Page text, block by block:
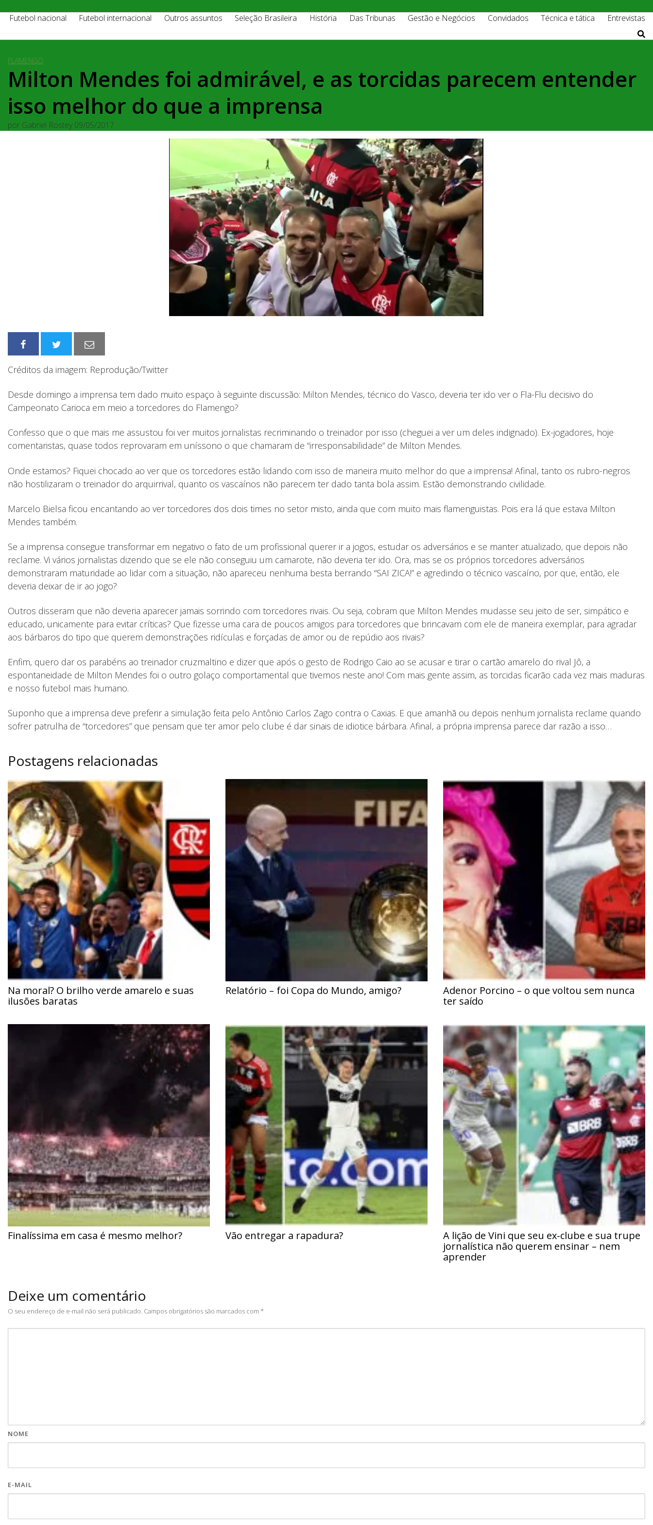
Futebol nacional Futebol internacional Outros assuntos Seleção Brasileira História Das Tribunas Gestão e Negócios Convidados Técnica e tática Entrevistas
FLAMENGO
Milton Mendes foi admirável, e as torcidas parecem entender
isso melhor do que a imprensa
por Gabriel Rostey 09/05/2017
Créditos da imagem: Reprodução/Twitter
Desde domingo a imprensa tem dado muito espaço à seguinte discussão: Milton Mendes, técnico do Vasco, deveria ter ido ver o Fla-Flu decisivo do
Campeonato Carioca em meio a torcedores do Flamengo?
Confesso que o que mais me assustou foi ver muitos jornalistas recriminando o treinador por isso (cheguei a ver um deles indignado). Ex-jogadores, hoje
comentaristas, quase todos reprovaram em uníssono o que chamaram de “irresponsabilidade” de Milton Mendes.
Onde estamos? Fiquei chocado ao ver que os torcedores estão lidando com isso de maneira muito melhor do que a imprensa! Afinal, tanto os rubro-negros
não hostilizaram o treinador do arquirrival, quanto os vascaínos não parecem ter dado tanta bola assim. Estão demonstrando civilidade.
Marcelo Bielsa ficou encantando ao ver torcedores dos dois times no setor misto, ainda que com muito mais flamenguistas. Pois era lá que estava Milton
Mendes também.
Se a imprensa consegue transformar em negativo o fato de um profissional querer ir a jogos, estudar os adversários e se manter atualizado, que depois não
reclame. Vi vários jornalistas dizendo que se ele não conseguiu um camarote, não deveria ter ido. Ora, mas se os próprios torcedores adversários
demonstraram maturidade ao lidar com a situação, não apareceu nenhuma besta berrando “SAI ZICA!” e agredindo o técnico vascaíno, por que, então, ele
deveria deixar de ir ao jogo?
Outros disseram que não deveria aparecer jamais sorrindo com torcedores rivais. Ou seja, cobram que Milton Mendes mudasse seu jeito de ser, simpático e
educado, unicamente para evitar críticas? Que fizesse uma cara de poucos amigos para torcedores que brincavam com ele de maneira exemplar, para agradar
aos bárbaros do tipo que querem demonstrações ridículas e forçadas de amor ou de repúdio aos rivais?
Enfim, quero dar os parabéns ao treinador cruzmaltino e dizer que após o gesto de Rodrigo Caio ao se acusar e tirar o cartão amarelo do rival Jô, a
espontaneidade de Milton Mendes foi o outro golaço comportamental que tivemos neste ano! Com mais gente assim, as torcidas ficarão cada vez mais maduras
e nosso futebol mais humano.
Suponho que a imprensa deve preferir a simulação feita pelo Antônio Carlos Zago contra o Caxias. E que amanhã ou depois nenhum jornalista reclame quando
sofrer patrulha de “torcedores” que pensam que ter amor pelo clube é dar sinais de idiotice bárbara. Afinal, a própria imprensa parece dar razão a isso…
Postagens relacionadas
Na moral? O brilho verde amarelo e suas
ilusões baratas
Relatório – foi Copa do Mundo, amigo?
Adenor Porcino – o que voltou sem nunca
ter saído
Finalíssima em casa é mesmo melhor? Vão entregar a rapadura?
A lição de Vini que seu ex-clube e sua trupe
jornalística não querem ensinar – nem
aprender
Deixe um comentário
O seu endereço de e-mail não será publicado. Campos obrigatórios são marcados com *
NOME
E-MAIL